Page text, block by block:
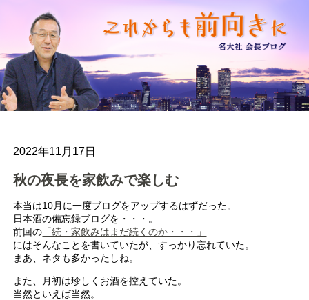
2022年11月17日
秋の夜長を家飲みで楽しむ
本当は10月に一度ブログをアップするはずだった。
日本酒の備忘録ブログを・・・。
前回の 「続・家飲みはまだ続くのか・・・」
にはそんなことを書いていたが、すっかり忘れていた。
まあ、ネタも多かったしね。
また、月初は珍しくお酒を控えていた。
当然といえば当然。